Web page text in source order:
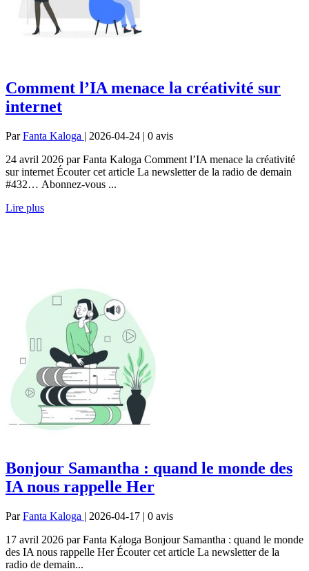
Comment l’IA menace la créativité sur
internet
ParFanta Kaloga | 2026-04-24 | 0 avis
24 avril 2026 par Fanta Kaloga Comment l’IA menace la créativité
sur internet Écouter cet article La newsletter de la radio de demain
#432… Abonnez-vous ...
Lire plus
Bonjour Samantha : quand le monde des
IA nous rappelle Her
ParFanta Kaloga | 2026-04-17 | 0 avis
17 avril 2026 par Fanta Kaloga Bonjour Samantha : quand le monde
des IA nous rappelle Her Écouter cet article La newsletter de la
radio de demain...